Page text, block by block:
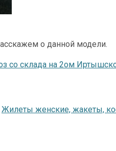
о данной модели.
со склада на 2ом
Жилеты женские, жакеты,